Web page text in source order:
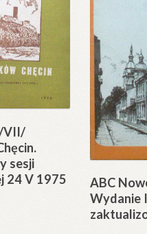
VII/
sesji
24 V 1975
ABC
Wydanie